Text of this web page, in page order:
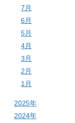
7月
6月
5月
4月
3月
2月
1月
2025年
2024年